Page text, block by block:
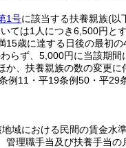
1号に該当する扶養親族(以
ては1人につき6,500円とす
15歳に達する日後の最初
らず、5,000円に当該期
か、扶養親族の数の変更
例11・平19条例50・平29
域における民間の賃金水
理職手当及び扶養手当の